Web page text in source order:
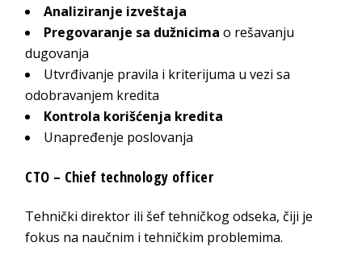
Analiziranje izveštaja
Pregovaranje sa dužnicima o rešavanju
dugovanja
Utvrđivanje pravila i kriterijuma u vezi sa
odobravanjem kredita
Kontrola korišćenja kredita
Unapređenje poslovanja
CTO – Chief technology officer
Tehnički direktor ili šef tehničkog odseka, čiji je
fokus na naučnim i tehničkim problemima.